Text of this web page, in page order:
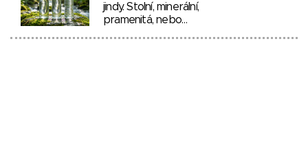
jindy. Stolní, minerální,
pramenitá, nebo…